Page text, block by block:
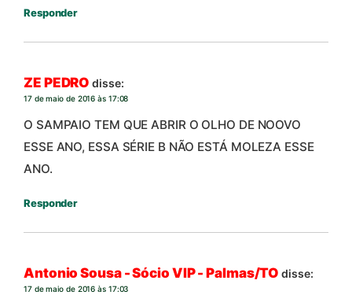
Responder
ZE PEDRO disse:
17 de maio de 2016 às 17:08
O SAMPAIO TEM QUE ABRIR O OLHO DE NOOVO
ESSE ANO, ESSA SÉRIE B NÃO ESTÁ MOLEZA ESSE
ANO.
Responder
Antonio Sousa - Sócio VIP - Palmas/TO disse:
17 de maio de 2016 às 17:03